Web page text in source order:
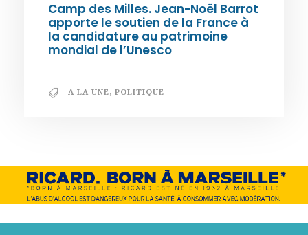
Camp des Milles. Jean-Noël Barrot
apporte le soutien de la France à
la candidature au patrimoine
mondial de l’Unesco
A LA UNE, POLITIQUE